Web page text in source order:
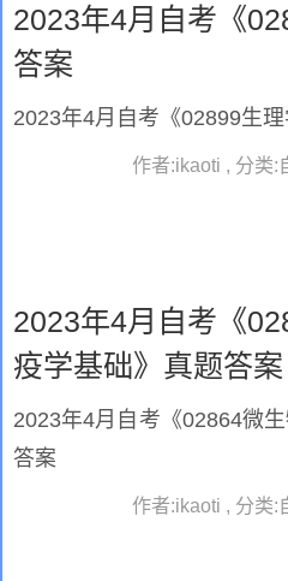
2023年4月自考《
答案
2023年4月自考《02899生
作者:ikaoti , 分类:
2023年4月自考《
疫学基础》真题答案
2023年4月自考《02864微
答案
作者:ikaoti , 分类: